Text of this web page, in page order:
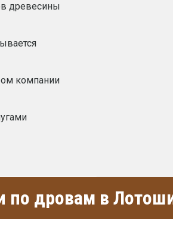
древесины
компании
по дровам в